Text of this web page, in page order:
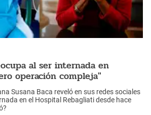
al ser internada en
operación compleja"
Susana Baca reveló en sus redes sociales
en el Hospital Rebagliati desde hace